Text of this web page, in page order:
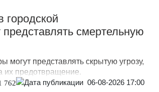
городской
смертельную
могут представлять скрытую угрозу,
их предотвращение.
762 06-08-2026 17:00